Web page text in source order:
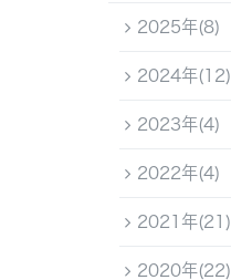
2025年(8)
2024年(12)
2023年(4)
2022年(4)
2021年(21)
2020年(22)